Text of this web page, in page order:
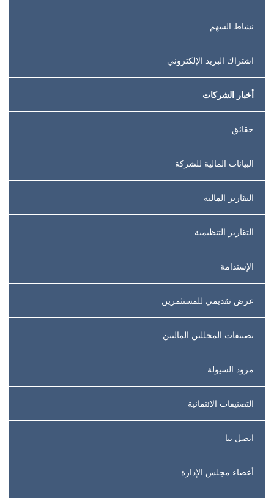
نشاط السهم
اشتراك البريد الإلكتروني
أخبار الشركات
حقائق
البيانات المالية للشركة
التقارير المالية
التقارير التنظيمية
الإستدامة
عرض تقديمي للمستثمرين
تصنيفات المحللين الماليين
مزود السيولة
التصنيفات الائتمانية
اتصل بنا
أعضاء مجلس الإدارة